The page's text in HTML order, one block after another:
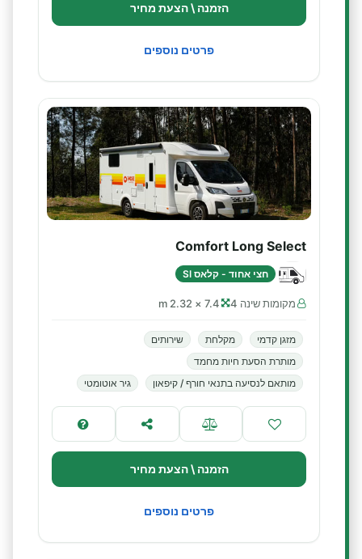
הזמנה \ הצעת מחיר
פרטים נוספים
Comfort Long Select
חצי אחוד - קלאס SI
מקומות שינה 4 7.4 × 2.32 m
מזגן קדמי מקלחת
שירותים
מותרת הסעת חיות מחמד
מותאם לנסיעה בתנאי חורף / קיפאון
גיר אוטומטי
הזמנה \ הצעת מחיר
פרטים נוספים